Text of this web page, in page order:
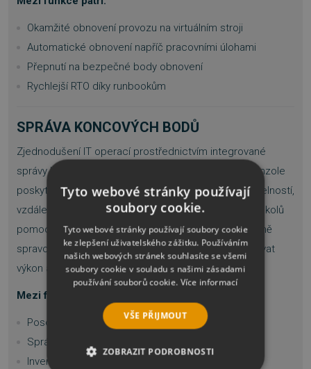
Okamžité obnovení provozu na virtuálním stroji
Automatické obnovení napříč pracovními úlohami
Přepnutí na bezpečné body obnovení
Rychlejší RTO díky runbookům
SPRÁVA KONCOVÝCH BODŮ
Zjednodušení IT operací prostřednictvím integrované
správy koncových bodů. Jediný agent a jednotná konzole
poskytují nástroje pro vyhledávání aktiv, opravy zranitelností,
vzdálené monitorování a automatizované provádění úkolů
pomocí skriptů. Poskytuje IT týmům možnost efektivně
spravovat a zabezpečit koncová zařízení, optimalizovat
výkon a snížit provozní složitost.
Mezi funkce patří:
Posouzení zranitelnosti
Správa záplat
Inventarizace softwaru a hardwaru
Tyto webové stránky používají
soubory cookie.
Tyto webové stránky používají soubory cookie
ke zlepšení uživatelského zážitku. Používáním
našich webových stránek souhlasíte se všemi
soubory cookie v souladu s našimi zásadami
používání souborů cookie. Více informací
VŠE PŘIJMOUT
ZOBRAZIT PODROBNOSTI